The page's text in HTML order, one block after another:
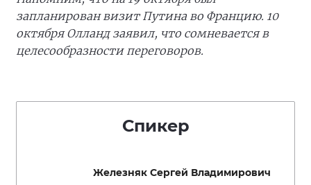
запланирован визит Путина во Францию. 10
октября Олланд заявил, что сомневается в
целесообразности переговоров.
Спикер
Железняк Сергей Владимирович